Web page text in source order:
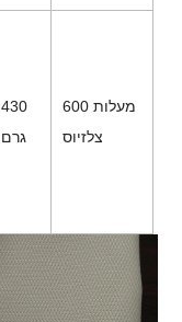
430
גרם
600 מעלות
צלזיוס